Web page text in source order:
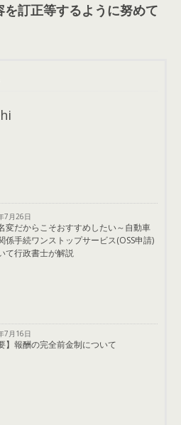
訂正等するように努めて
7月26日
変だからこそおすすめしたい～自動車
係手続ワンストップサービス(OSS申請)
て行政書士が解説
7月16日
】報酬の完全前金制について